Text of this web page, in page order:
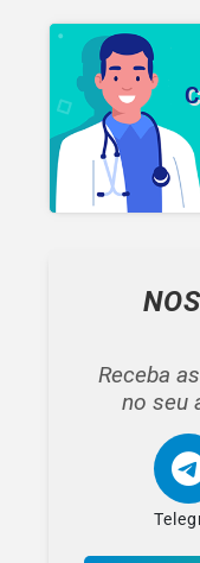
Receba
no seu